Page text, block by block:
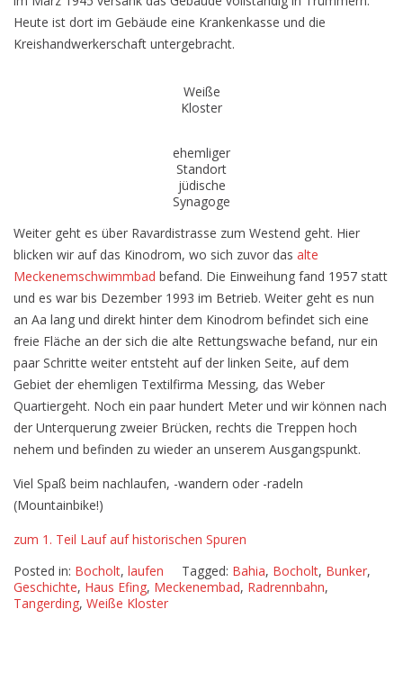
Heute ist dort im Gebäude eine Krankenkasse und die
Kreishandwerkerschaft untergebracht.
Weiße
Kloster
ehemliger
Standort
jüdische
Synagoge
Weiter geht es über Ravardistrasse zum Westend geht. Hier
blicken wir auf das Kinodrom, wo sich zuvor das alte
Meckenemschwimmbad befand. Die Einweihung fand 1957 statt
und es war bis Dezember 1993 im Betrieb. Weiter geht es nun
an Aa lang und direkt hinter dem Kinodrom befindet sich eine
freie Fläche an der sich die alte Rettungswache befand, nur ein
paar Schritte weiter entsteht auf der linken Seite, auf dem
Gebiet der ehemligen Textilfirma Messing, das Weber
Quartiergeht. Noch ein paar hundert Meter und wir können nach
der Unterquerung zweier Brücken, rechts die Treppen hoch
nehem und befinden zu wieder an unserem Ausgangspunkt.
Viel Spaß beim nachlaufen, -wandern oder -radeln
(Mountainbike!)
zum 1. Teil Lauf auf historischen Spuren
Posted in: Bocholt, laufen Tagged: Bahia, Bocholt, Bunker,
Geschichte, Haus Efing, Meckenembad, Radrennbahn,
Tangerding, Weiße Kloster